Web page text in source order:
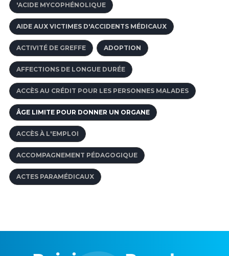
'ACIDE MYCOPHÉNOLIQUE
AIDE AUX VICTIMES D'ACCIDENTS MÉDICAUX
ACTIVITÉ DE GREFFE ADOPTION
AFFECTIONS DE LONGUE DURÉE
ACCÈS AU CRÉDIT POUR LES PERSONNES MALADES
ÂGE LIMITE POUR DONNER UN ORGANE
ACCÈS À L'EMPLOI
ACCOMPAGNEMENT PÉDAGOGIQUE
ACTES PARAMÉDICAUX